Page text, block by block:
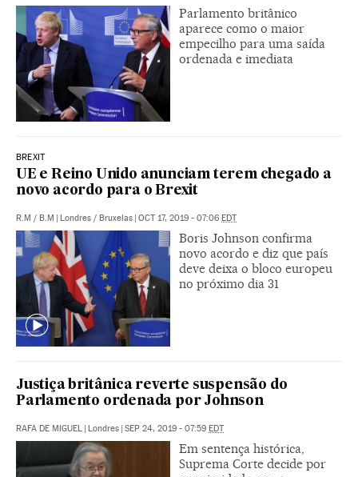
Parlamento britânico
aparece como o maior
empecilho para uma saída
ordenada e imediata
BREXIT
UE e Reino Unido anunciam terem chegado a
novo acordo para o Brexit
R.M / B.M | Londres / Bruxelas | OCT 17, 2019 - 07:06 EDT
Boris Johnson confirma
novo acordo e diz que país
deve deixa o bloco europeu
no próximo dia 31
Justiça britânica reverte suspensão do
Parlamento ordenada por Johnson
RAFA DE MIGUEL | Londres | SEP 24, 2019 - 07:59 EDT
Em sentença histórica,
Suprema Corte decide por